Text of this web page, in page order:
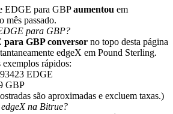
EDGE para GBPaumentou em
mês passado.
para GBP?
para GBP conversor no topo desta página
edgeX em Pound Sterling.
rápidos:
EDGE
GBP
são aproximadas e excluem taxas.)
na Bitrue?